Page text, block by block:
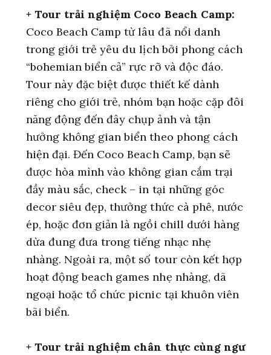
+ Tour trải nghiệm Coco Beach Camp:
Coco Beach Camp từ lâu đã nổi danh
trong giới trẻ yêu du lịch bởi phong cách
“bohemian biển cả” rực rỡ và độc đáo.
Tour này đặc biệt được thiết kế dành
riêng cho giới trẻ, nhóm bạn hoặc cặp đôi
năng động đến đây chụp ảnh và tận
hưởng không gian biển theo phong cách
hiện đại. Đến Coco Beach Camp, bạn sẽ
được hòa mình vào không gian cắm trại
đầy màu sắc, check – in tại những góc
decor siêu đẹp, thưởng thức cà phê, nước
ép, hoặc đơn giản là ngồi chill dưới hàng
dừa đung đưa trong tiếng nhạc nhẹ
nhàng. Ngoài ra, một số tour còn kết hợp
hoạt động beach games nhẹ nhàng, dã
ngoại hoặc tổ chức picnic tại khuôn viên
bãi biển.
+ Tour trải nghiệm chân thực cùng ngư